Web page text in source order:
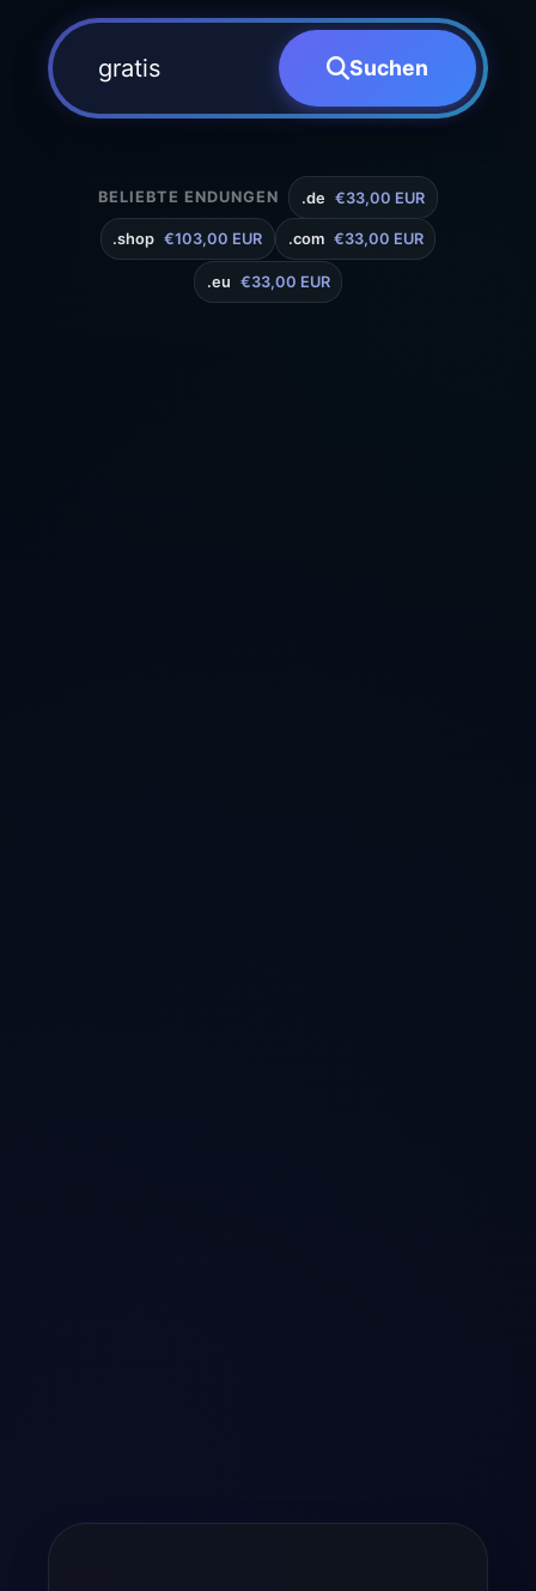
Suchen
BELIEBTE ENDUNGEN .de €33,00 EUR
.shop €103,00 EUR .com €33,00 EUR
.eu €33,00 EUR